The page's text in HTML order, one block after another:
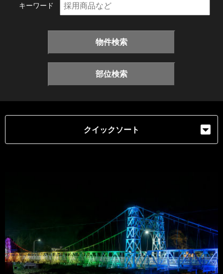
キーワード
物件検索
部位検索
クイックソート